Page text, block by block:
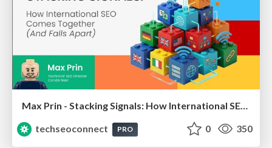
Max Prin - Stacking Signals: How International SEO Comes Together (And Falls Apart)
techseoconnect
PRO 0 350